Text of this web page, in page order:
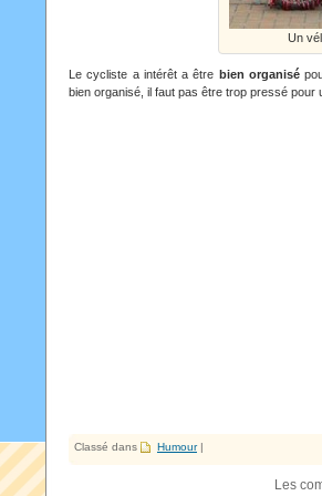
Un
Le cycliste a intérêt a être bien organisé
bien organisé, il faut pas être trop pressé pour
Classé dans Humour|
Les